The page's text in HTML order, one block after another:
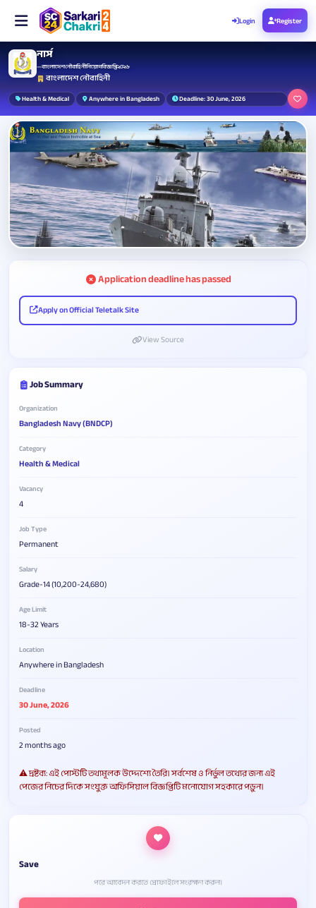
Login Register
নার্স
— বাংলাদেশ নৌবাহিনী নিয়োগ বিজ্ঞপ্তি ২০২৬
বাংলাদেশ নৌবাহিনী
Health & Medical Anywhere in Bangladesh Deadline: 30 June, 2026
Application deadline has passed
Apply on Official Teletalk Site
View Source
Job Summary
Organization
Bangladesh Navy (BNDCP)
Category
Health & Medical
Vacancy
4
Job Type
Permanent
Salary
Grade-14 (10,200-24,680)
Age Limit
18-32 Years
Location
Anywhere in Bangladesh
Deadline
30 June, 2026
Posted
2 months ago
⚠️ দ্রষ্টব্য: এই পোস্টটি তথ্যমূলক উদ্দেশ্যে তৈরি। সর্বশেষ ও নির্ভুল তথ্যের জন্য এই
পেজের নিচের দিকে সংযুক্ত অফিসিয়াল বিজ্ঞপ্তিটি মনোযোগ সহকারে পড়ুন।
Save
পরে আবেদন করতে প্রোফাইলে সংরক্ষণ করুন।